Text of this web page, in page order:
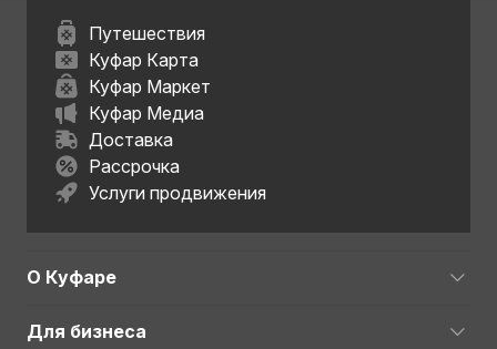
Путешествия
Куфар Карта
Куфар Маркет
Куфар Медиа
Доставка
Рассрочка
Услуги продвижения
О Куфаре
Для бизнеса